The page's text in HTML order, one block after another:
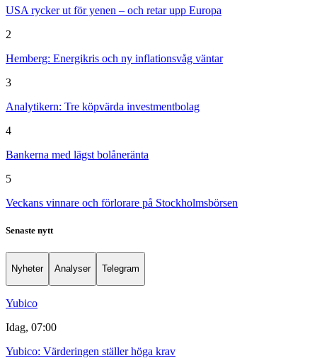
USA rycker ut för yenen – och retar upp Europa
2
Hemberg: Energikris och ny inflationsvåg väntar
3
Analytikern: Tre köpvärda investmentbolag
4
Bankerna med lägst bolåneränta
5
Veckans vinnare och förlorare på Stockholmsbörsen
Senaste nytt
Nyheter Analyser Telegram
Yubico
Idag, 07:00
Yubico: Värderingen ställer höga krav